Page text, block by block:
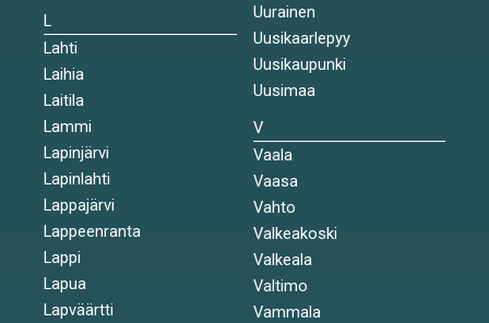
L
Lahti
Laihia
Laitila
Lammi
Lapinjärvi
Lapinlahti
Lappajärvi
Lappeenranta
Lappi
Lapua
Lapväärtti
Uurainen
Uusikaarlepyy
Uusikaupunki
Uusimaa
V
Vaala
Vaasa
Vahto
Valkeakoski
Valkeala
Valtimo
Vammala